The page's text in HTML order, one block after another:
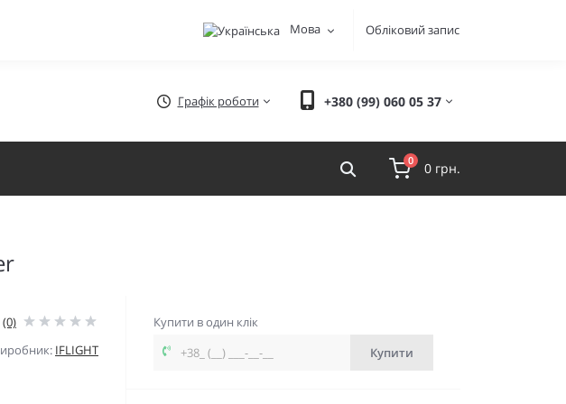
Мова Обліковий запис
Графік роботи +380 (99) 060 05 37
0 0 грн.
(0)
IFLIGHT
Купити в один клік
Купити